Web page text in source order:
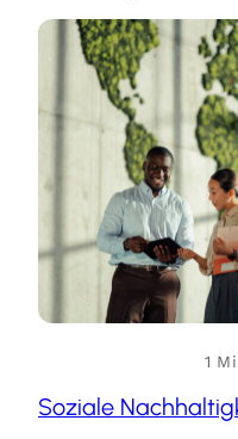
1
Soziale